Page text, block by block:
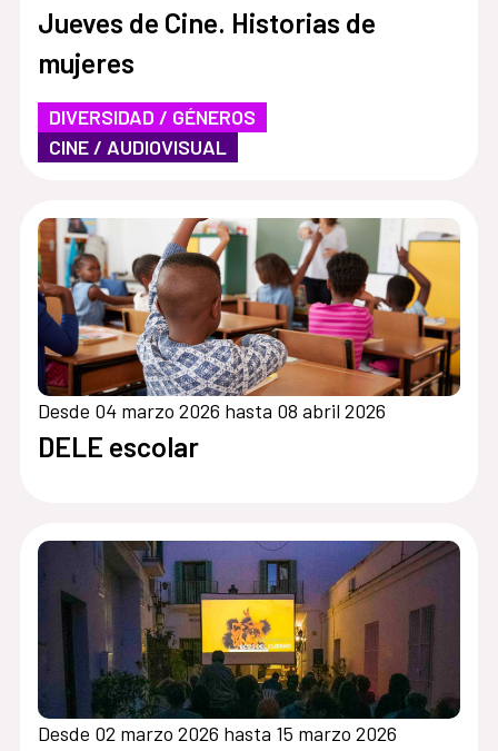
Jueves de Cine. Historias de
mujeres
DIVERSIDAD / GÉNEROS
CINE / AUDIOVISUAL
Desde 04 marzo 2026 hasta 08 abril 2026
DELE escolar
Desde 02 marzo 2026 hasta 15 marzo 2026